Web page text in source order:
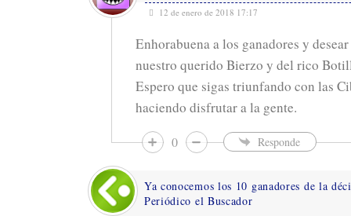
12 de enero de 2018 17:17
Enhorabuena a los ganadores y
nuestro querido Bierzo y del rico
Espero que sigas triunfando con las
haciendo disfrutar a la gente.
0 Responde
Ya conocemos los 10 ganadores de la
Periódico el Buscador